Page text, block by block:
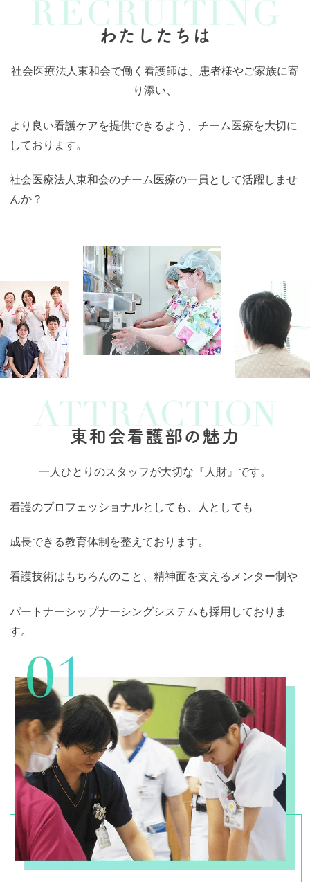
わたしたちは
社会医療法人東和会で働く看護師は、患者様やご家族に寄
り添い、
より良い看護ケアを提供できるよう、チーム医療を大切に
しております。
社会医療法人東和会のチーム医療の一員として活躍しませ
んか？
東和会看護部の魅力
一人ひとりのスタッフが大切な『人財』です。
看護のプロフェッショナルとしても、人としても
成長できる教育体制を整えております。
看護技術はもちろんのこと、精神面を支えるメンター制や
パートナーシップナーシングシステムも採用しておりま
す。